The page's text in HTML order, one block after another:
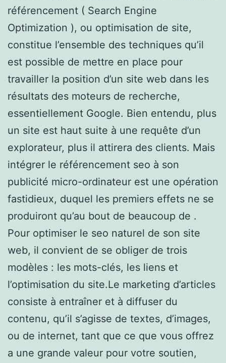
référencement ( Search Engine
Optimization ), ou optimisation de site,
constitue l’ensemble des techniques qu’il
est possible de mettre en place pour
travailler la position d’un site web dans les
résultats des moteurs de recherche,
essentiellement Google. Bien entendu, plus
un site est haut suite à une requête d’un
explorateur, plus il attirera des clients. Mais
intégrer le référencement seo à son
publicité micro-ordinateur est une opération
fastidieux, duquel les premiers effets ne se
produiront qu’au bout de beaucoup de .
Pour optimiser le seo naturel de son site
web, il convient de se obliger de trois
modèles : les mots-clés, les liens et
l’optimisation du site.Le marketing d’articles
consiste à entraîner et à diffuser du
contenu, qu’il s’agisse de textes, d’images,
ou de internet, tant que ce que vous offrez
a une grande valeur pour votre soutien,